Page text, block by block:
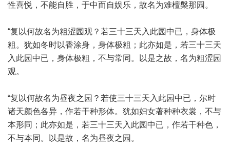
性喜悦，不能自胜，于中而自娱乐，故名为难檀槃那园。
“复以何故名为粗涩园观？若三十三天入此园中已，身体极
粗。犹如冬时以香涂身，身体极粗；此亦如是，若三十三天
入此园中已，身体极粗，不与常同。以是之故，名为粗涩园
观。
“复以何故名为昼夜之园？若使三十三天入此园中已，尔时
诸天颜色各异，作若干种形体。犹如妇女著种种衣裳，不与
本形同；此亦如是，若三十三天入此园中已，作若干种色，
不与本同。以是故，名为昼夜之园。